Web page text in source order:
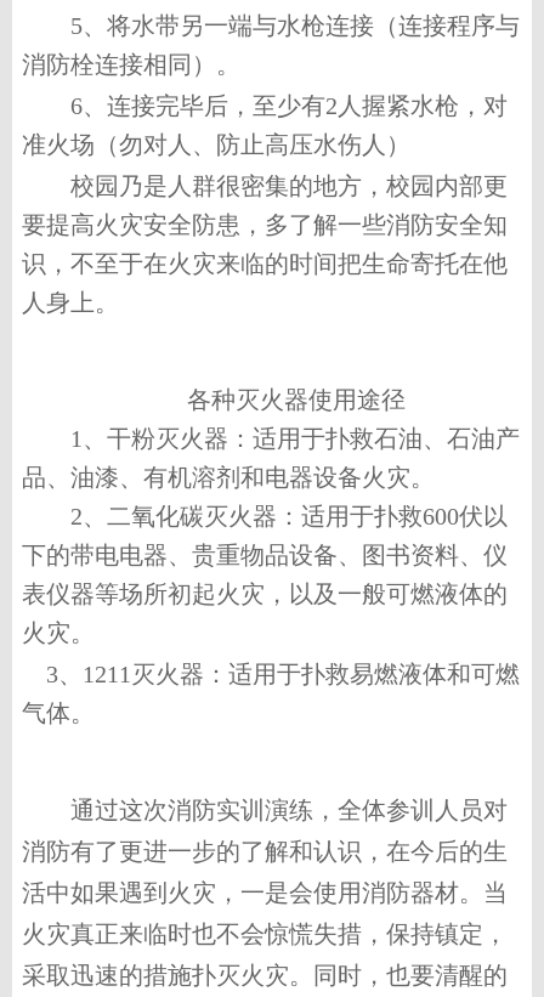
5、 将水带另一端与水枪连接（连接程序与
消防栓连接相同）。
6、 连接完毕后，至少有2 人握紧水枪，对
准火场（勿对人、防止高压水伤人）
校园乃是人群很密集的地方，校园内部更
要提高火灾安全防患，多了解一些消防安全知
识，不至于在火灾来临的时间把生命寄托在他
人身上。
各种灭火器使用途径
1、 干粉灭火器：适用于扑救石油、石油产
品、油漆、有机溶剂和电器设备火灾。
2、 二氧化碳灭火器：适用于扑救600伏以
下的带电电器、贵重物品设备、图书资料、仪
表仪器等场所初起火灾，以及一般可燃液体的
火灾。
3、1211 灭火器：适用于扑救易燃液体和可燃
气体。
通过这次消防实训演练，全体参训人员对
消防有了更进一步的了解和认识，在今后的生
活中如果遇到火灾，一是会使用消防器材。 当
火灾真正来临时也不会惊慌失措，保持镇定，
采取迅速的措施扑灭火灾。同时，也要清醒的